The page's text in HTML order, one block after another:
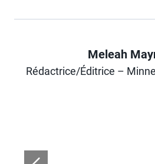
Meleah
Rédactrice/Éditrice –